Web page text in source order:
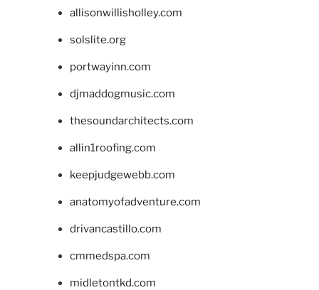
allisonwillisholley.com
solslite.org
portwayinn.com
djmaddogmusic.com
thesoundarchitects.com
allin1roofing.com
keepjudgewebb.com
anatomyofadventure.com
drivancastillo.com
cmmedspa.com
midletontkd.com